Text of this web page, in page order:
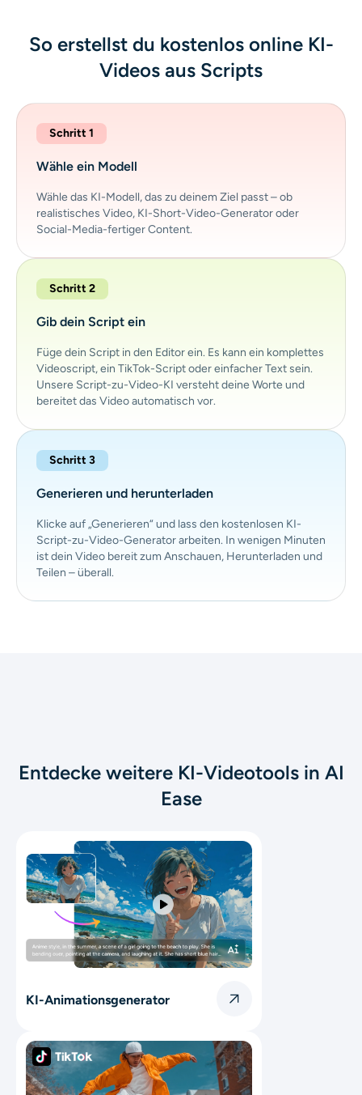
So erstellst du kostenlos online KI-
Videos aus Scripts
Schritt 1
Wähle ein Modell
Wähle das KI-Modell, das zu deinem Ziel passt – ob
realistisches Video, KI-Short-Video-Generator oder
Social-Media-fertiger Content.
Schritt 2
Gib dein Script ein
Füge dein Script in den Editor ein. Es kann ein komplettes
Videoscript, ein TikTok-Script oder einfacher Text sein.
Unsere Script-zu-Video-KI versteht deine Worte und
bereitet das Video automatisch vor.
Schritt 3
Generieren und herunterladen
Klicke auf „Generieren“ und lass den kostenlosen KI-
Script-zu-Video-Generator arbeiten. In wenigen Minuten
ist dein Video bereit zum Anschauen, Herunterladen und
Teilen – überall.
Entdecke weitere KI-Videotools in AI
Ease
KI-Animationsgenerator